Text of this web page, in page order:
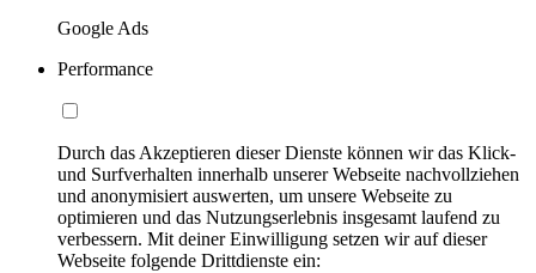
Google Ads
Performance
Durch das Akzeptieren dieser Dienste können wir das Klick-
und Surfverhalten innerhalb unserer Webseite nachvollziehen
und anonymisiert auswerten, um unsere Webseite zu
optimieren und das Nutzungserlebnis insgesamt laufend zu
verbessern. Mit deiner Einwilligung setzen wir auf dieser
Webseite folgende Drittdienste ein: